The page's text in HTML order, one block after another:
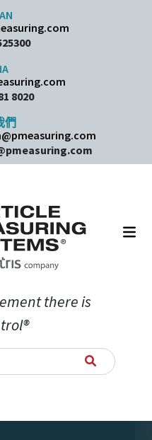
8020
們
there is